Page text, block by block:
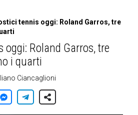
tennis oggi: Roland Garros, tre
oggi: Roland Garros, tre
i quarti
Ciancaglioni